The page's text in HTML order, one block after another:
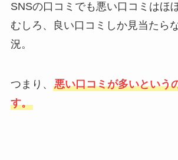
SNSの口コミでも悪い口コミはほ
むしろ、良い口コミしか見当たら
況。
つまり、 悪い口コミが多いという
す。